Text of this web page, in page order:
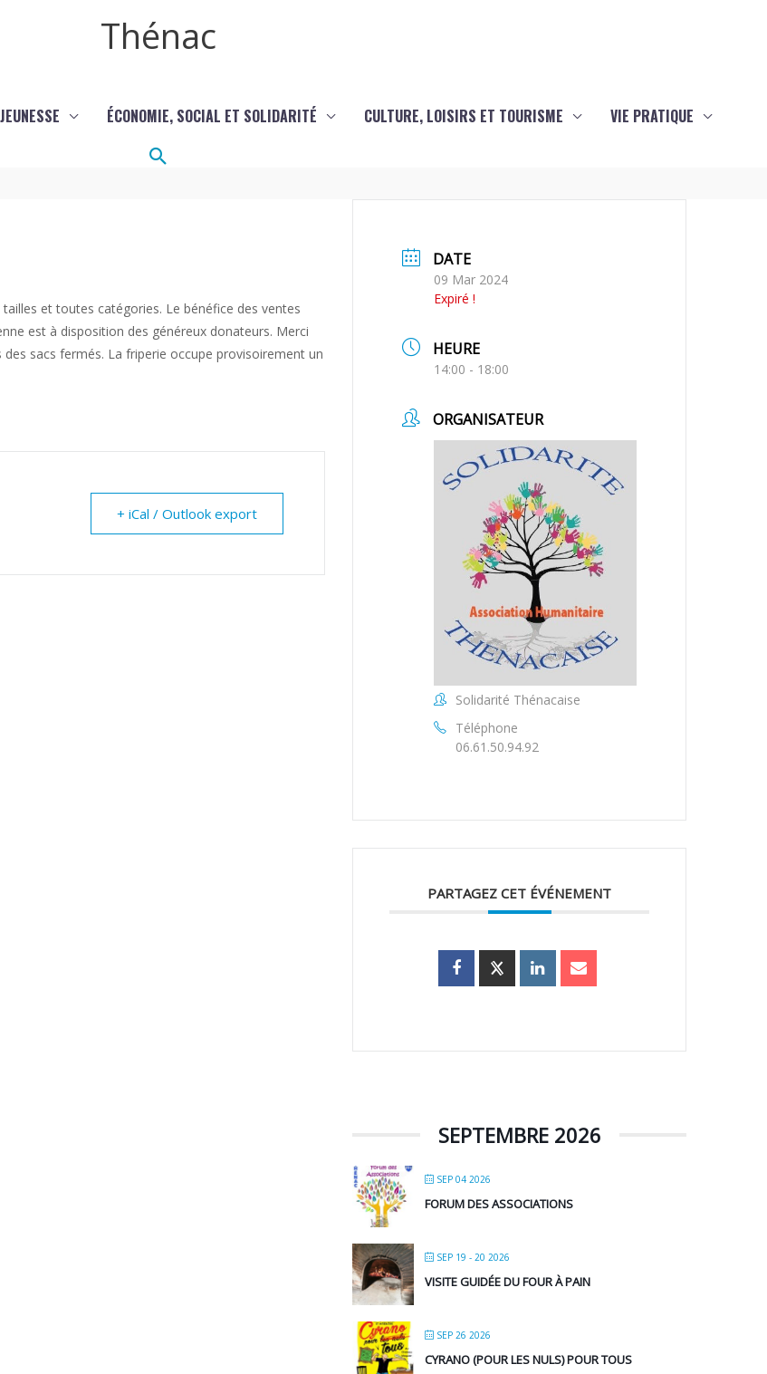
Thénac
ÉCONOMIE, SOCIAL ET SOLIDARITÉ CULTURE, LOISIRS ET TOURISME VIE PRATIQUE
Rechercher
et toutes catégories. Le bénéfice des ventes
est à disposition des généreux donateurs. Merci
sacs fermés. La friperie occupe provisoirement un
+ iCal / Outlook export
DATE
09 Mar 2024
Expiré !
HEURE
14:00 - 18:00
ORGANISATEUR
Solidarité Thénacaise
Téléphone
06.61.50.94.92
PARTAGEZ CET ÉVÉNEMENT
SEPTEMBRE 2026
SEP 04 2026
FORUM DES ASSOCIATIONS
SEP 19 - 20 2026
VISITE GUIDÉE DU FOUR À PAIN
SEP 26 2026
CYRANO (POUR LES NULS) POUR TOUS